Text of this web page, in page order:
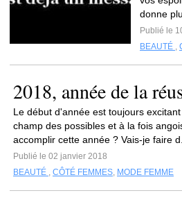
donne
Publié le
BEAUTÉ ,
2018, année de la
Le début d'année est toujours
champ des possibles et à la fois
accomplir cette année ? Vais-je faire
Publié le 02 janvier 2018
BEAUTÉ , CÔTÉ FEMMES, MODE FEMME